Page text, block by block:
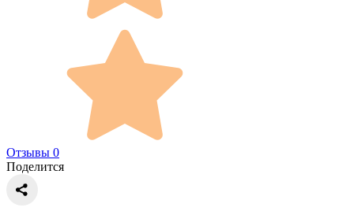
Отзывы 0
Поделится